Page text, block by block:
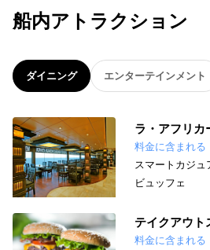
船内アトラクション
ダイニング エンターテインメント
ラ・アフリカ
料金に含まれる
スマートカジュ
ビュッフェ
テイクアウト
料金に含まれる